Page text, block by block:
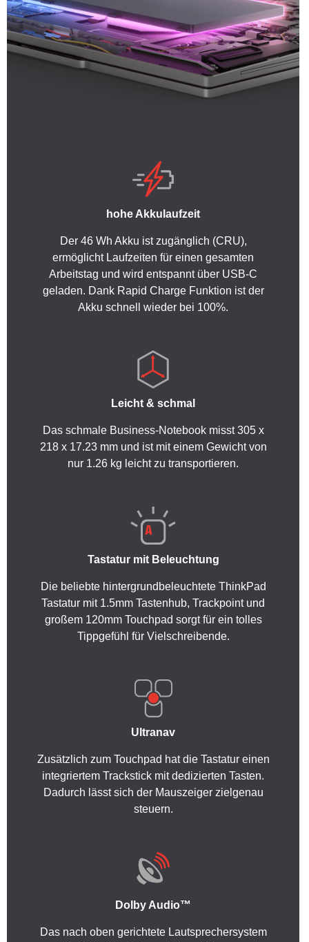
hohe Akkulaufzeit
Der 46 Wh Akku ist zugänglich (CRU),
ermöglicht Laufzeiten für einen gesamten
Arbeitstag und wird entspannt über USB-C
geladen. Dank Rapid Charge Funktion ist der
Akku schnell wieder bei 100%.
Leicht & schmal
Das schmale Business-Notebook misst 305 x
218 x 17.23 mm und ist mit einem Gewicht von
nur 1.26 kg leicht zu transportieren.
Tastatur mit Beleuchtung
Die beliebte hintergrundbeleuchtete ThinkPad
Tastatur mit 1.5mm Tastenhub, Trackpoint und
großem 120mm Touchpad sorgt für ein tolles
Tippgefühl für Vielschreibende.
Ultranav
Zusätzlich zum Touchpad hat die Tastatur einen
integriertem Trackstick mit dedizierten Tasten.
Dadurch lässt sich der Mauszeiger zielgenau
steuern.
Dolby Audio™
Das nach oben gerichtete Lautsprechersystem